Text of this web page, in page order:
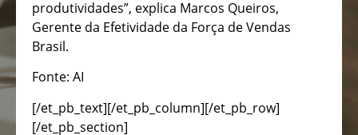
produtividades”, explica Marcos Queiros,
Gerente da Efetividade da Força de Vendas
Brasil.
Fonte: AI
[/et_pb_text][/et_pb_column][/et_pb_row]
[/et_pb_section]